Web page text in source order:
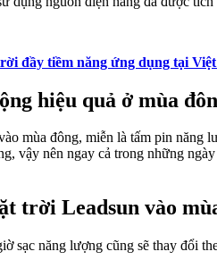
đầy tiềm năng ứng dụng tại
hiệu quả ở mùa
mùa đông, miễn là tấm pin năng
vậy nên ngay cả trong những
trời Leadsun vào
sạc năng lượng cũng sẽ thay đổi